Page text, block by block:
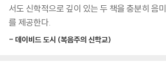
서도 신학적으로 깊이 있는 두 책을 충분히 음
를 제공한다.
- 데이비드 도시 (복음주의 신학교)